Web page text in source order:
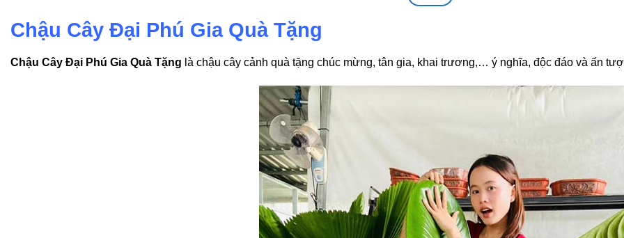
Chậu Cây Đại Phú Gia Quà Tặng
Chậu Cây Đại Phú Gia Quà Tặng là chậu cây cảnh quà tặng chúc mừng, tân gia, khai trương,… ý nghĩa, độc đáo và ấn